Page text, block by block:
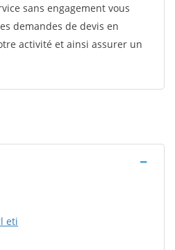
sans engagement vous
demandes de devis en
activité et ainsi assurer un
eti